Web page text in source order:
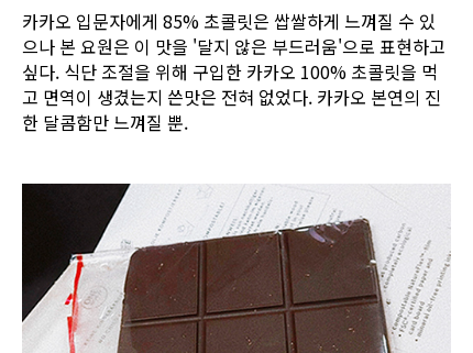
카카오 입문자에게 85% 초콜릿은 쌉쌀하게 느껴질 수 있
으나 본 요원은 이 맛을 '달지 않은 부드러움'으로 표현하고
싶다. 식단 조절을 위해 구입한 카카오 100% 초콜릿을 먹
고 면역이 생겼는지 쓴맛은 전혀 없었다. 카카오 본연의 진
한 달콤함만 느껴질 뿐.